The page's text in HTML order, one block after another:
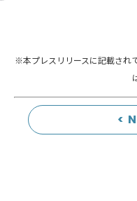
※本プレスリリースに記載され
<